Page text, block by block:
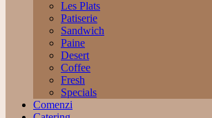
Les Plats
Patiserie
Sandwich
Paine
Desert
Coffee
Fresh
Specials
Comenzi